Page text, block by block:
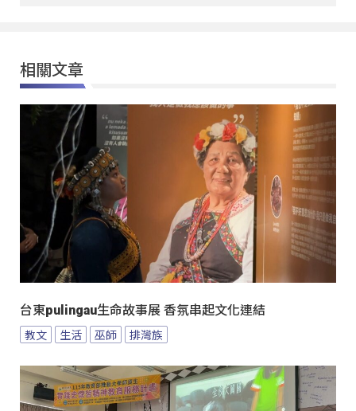
相關文章
台東pulingau生命故事展 香氛串起文化連結
教文 生活 巫師 排灣族